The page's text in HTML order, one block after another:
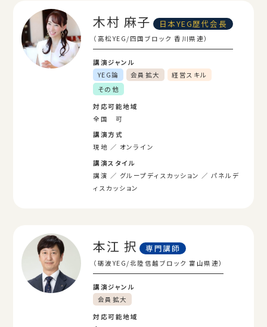
木村 麻子 日本YEG歴代会長
（高松YEG/四国ブロック 香川県連）
講演ジャンル
YEG論
会員拡大
経営スキル
その他
対応可能地域
全国 可
講演方式
現地
オンライン
講演スタイル
講演
グループディスカッション
パネルデ
ィスカッション
本江 択 専門講師
（砺波YEG/北陸信越ブロック 富山県連）
講演ジャンル
会員拡大
対応可能地域